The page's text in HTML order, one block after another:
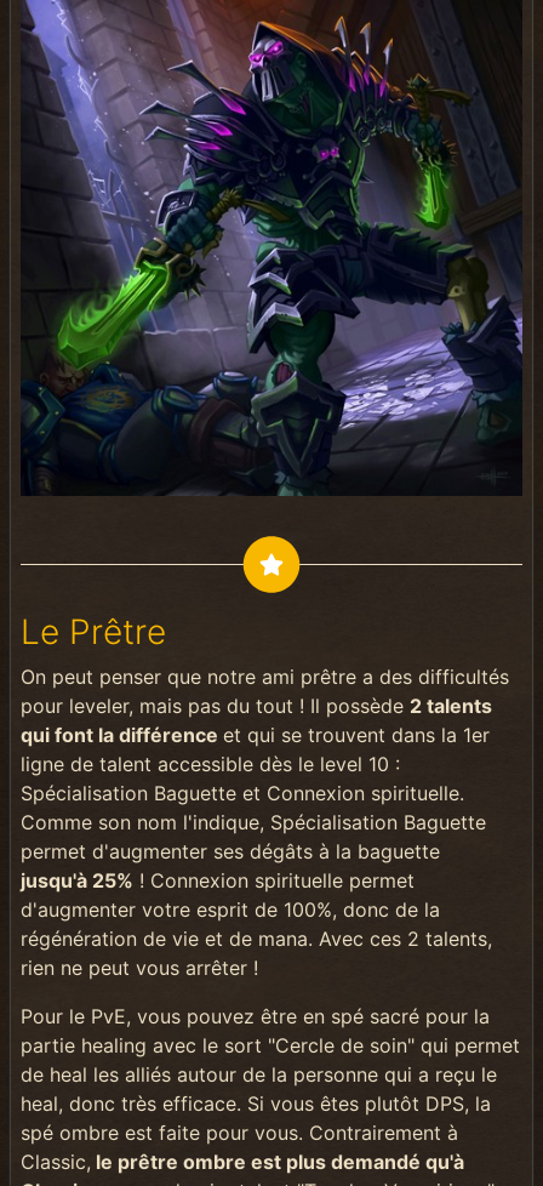
Le Prêtre
On peut penser que notre ami prêtre a des difficultés
pour leveler, mais pas du tout ! Il possède 2 talents
qui font la différence et qui se trouvent dans la 1er
ligne de talent accessible dès le level 10 :
Spécialisation Baguette et Connexion spirituelle.
Comme son nom l'indique, Spécialisation Baguette
permet d'augmenter ses dégâts à la baguette
jusqu'à 25% ! Connexion spirituelle permet
d'augmenter votre esprit de 100%, donc de la
régénération de vie et de mana. Avec ces 2 talents,
rien ne peut vous arrêter !
Pour le PvE, vous pouvez être en spé sacré pour la
partie healing avec le sort "Cercle de soin" qui permet
de heal les alliés autour de la personne qui a reçu le
heal, donc très efficace. Si vous êtes plutôt DPS, la
spé ombre est faite pour vous. Contrairement à
Classic, le prêtre ombre est plus demandé qu'à